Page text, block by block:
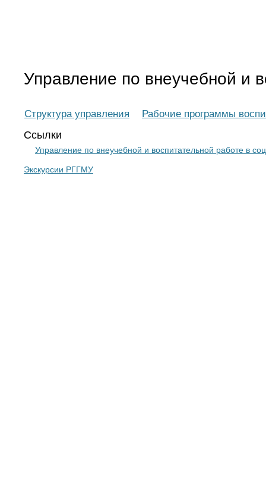
Управление по внеучебной и
Структура управления Рабочие программы
Ссылки
Управление по внеучебной и воспитательной работе в
Экскурсии РГГМУ